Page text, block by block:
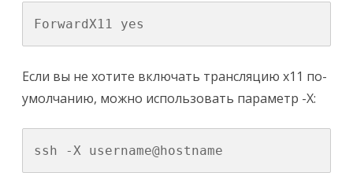
ForwardX11 yes
Если вы не хотите включать трансляцию x11 по-
умолчанию, можно использовать параметр -X:
ssh -X username@hostname